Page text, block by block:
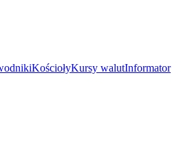
KościołyKursy walutInformator